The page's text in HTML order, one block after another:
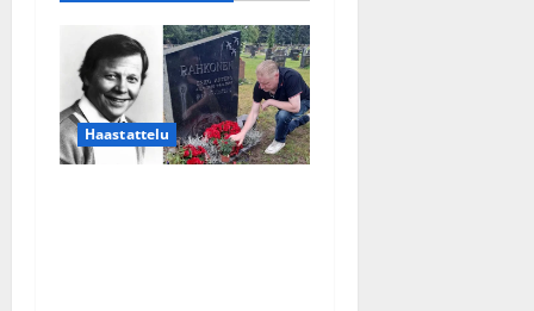
Haastattelu